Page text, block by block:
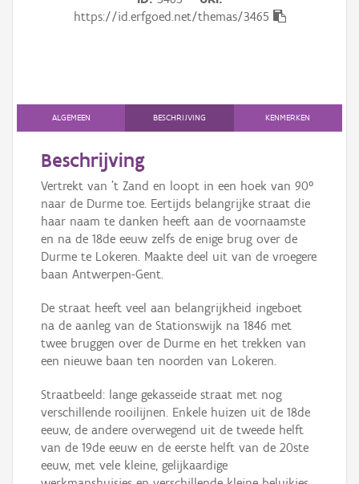
Persoon of collectief
Downloads
Hergebruik
Aanmelden
https://id.erfgoed.net/themas/3465
ALGEMEEN BESCHRIJVING KENMERKEN
Beschrijving
Vertrekt van 't Zand en loopt in een hoek van 90°
naar de Durme toe. Eertijds belangrijke straat die
haar naam te danken heeft aan de voornaamste
en na de 18de eeuw zelfs de enige brug over de
Durme te Lokeren. Maakte deel uit van de vroegere
baan Antwerpen-Gent.
De straat heeft veel aan belangrijkheid ingeboet
na de aanleg van de Stationswijk na 1846 met
twee bruggen over de Durme en het trekken van
een nieuwe baan ten noorden van Lokeren.
Straatbeeld: lange gekasseide straat met nog
verschillende rooilijnen. Enkele huizen uit de 18de
eeuw, de andere overwegend uit de tweede helft
van de 19de eeuw en de eerste helft van de 20ste
eeuw, met vele kleine, gelijkaardige